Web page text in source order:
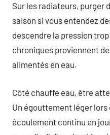
Sur les radiateurs, purger
saison si vous entendez
descendre la pression
chroniques proviennent
alimentés en eau.
Côté chauffe eau, être
Un égouttement léger
écoulement continu en